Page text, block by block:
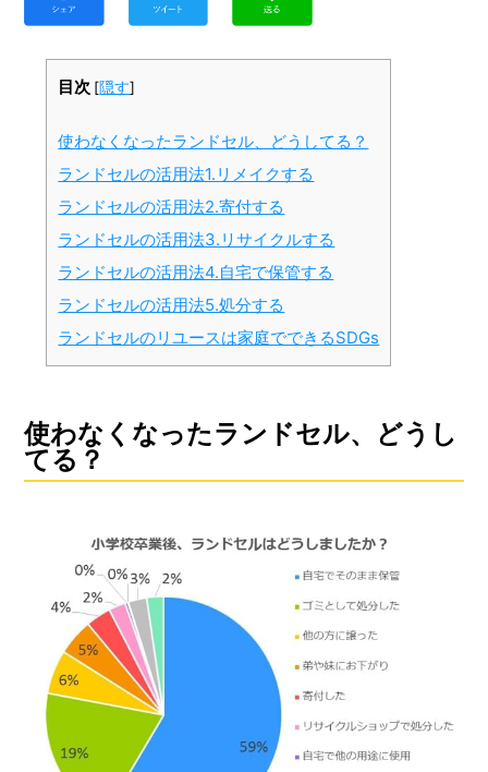
目次 [隠す]
使わなくなったランドセル、どうしてる？
ランドセルの活用法1.リメイクする
ランドセルの活用法2.寄付する
ランドセルの活用法3.リサイクルする
ランドセルの活用法4.自宅で保管する
ランドセルの活用法5.処分する
ランドセルのリユースは家庭でできるSDGs
使わなくなったランドセル、どうし
てる？